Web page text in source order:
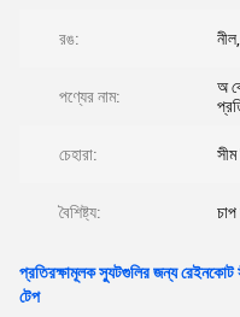
রঙ:
পণ্যের নাম:
অ
চেহারা: সীম
বৈশিষ্ট্য:
প্রতিরক্ষামূলক স্যুটগুলির জন্য রেইনকোট
টেপ